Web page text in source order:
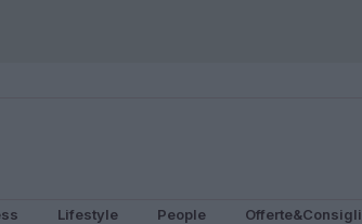
Lifestyle People Offerte&Consigli